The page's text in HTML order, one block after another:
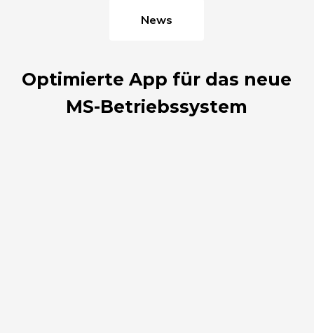
News
Optimierte App für das neue
MS-Betriebssystem